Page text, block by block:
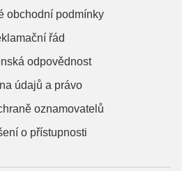
obchodní podmínky
řád
odpovědnost
údajů a právo
oznamovatelů
o přístupnosti